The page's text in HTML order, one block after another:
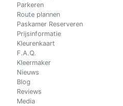
Parkeren
Route plannen
Paskamer Reserveren
Prijsinformatie
Kleurenkaart
F.A.Q.
Kleermaker
Nieuws
Blog
Reviews
Media